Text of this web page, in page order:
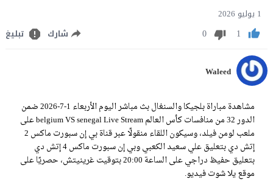
1 يوليو 2026
1
0 شارك تبليغ
Waleed
مشاهدة مباراة بلجيكا والسنغال بث مباشر اليوم الأربعاء 1-7-2026 ضمن
الدور 32 من منافسات كأس العالم belgium VS senegal Live Stream على
ملعب لومن فيلد، وسيكون اللقاء منقولًا عبر قناة بي إن سبورت ماكس 2
إتش دي بتعليق علي سعيد الكعبي وبي إن سبورت ماكس 4 إتش دي
بتعليق حفيظ دراجي على الساعة 20:00 بتوقيت غرينيتش، حصريًا على
موقع يلا شوت فيديو.